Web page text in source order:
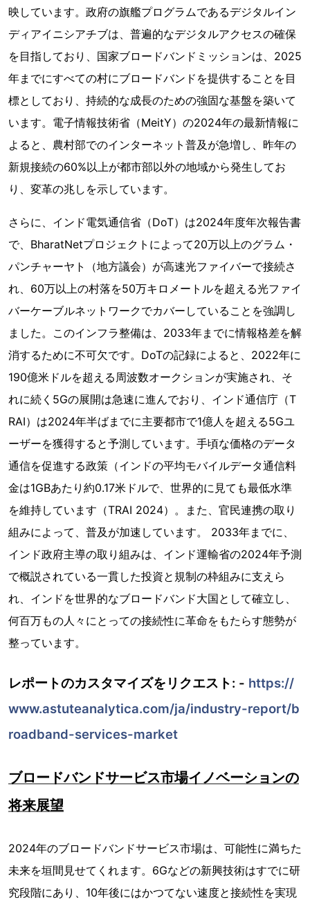
映しています。政府の旗艦プログラムであるデジタルイン
ディアイニシアチブは、普遍的なデジタルアクセスの確保
を目指しており、国家ブロードバンドミッションは、2025
年までにすべての村にブロードバンドを提供することを目
標としており、持続的な成長のための強固な基盤を築いて
います。電子情報技術省（MeitY）の2024年の最新情報に
よると、農村部でのインターネット普及が急増し、昨年の
新規接続の60%以上が都市部以外の地域から発生してお
り、変革の兆しを示しています。
さらに、インド電気通信省（DoT）は2024年度年次報告書
で、BharatNetプロジェクトによって20万以上のグラム・
パンチャーヤト（地方議会）が高速光ファイバーで接続さ
れ、60万以上の村落を50万キロメートルを超える光ファイ
バーケーブルネットワークでカバーしていることを強調し
ました。このインフラ整備は、2033年までに情報格差を解
消するために不可欠です。DoTの記録によると、2022年に
190億米ドルを超える周波数オークションが実施され、そ
れに続く5Gの展開は急速に進んでおり、インド通信庁（T
RAI）は2024年半ばまでに主要都市で1億人を超える5Gユ
ーザーを獲得すると予測しています。手頃な価格のデータ
通信を促進する政策（インドの平均モバイルデータ通信料
金は1GBあたり約0.17米ドルで、世界的に見ても最低水準
を維持しています（TRAI 2024）。また、官民連携の取り
組みによって、普及が加速しています。 2033年までに、
インド政府主導の取り組みは、インド運輸省の2024年予測
で概説されている一貫した投資と規制の枠組みに支えら
れ、インドを世界的なブロードバンド大国として確立し、
何百万もの人々にとっての接続性に革命をもたらす態勢が
整っています。
レポートのカスタマイズをリクエスト: - https://
www.astuteanalytica.com/ja/industry-report/b
roadband-services-market
ブロードバンドサービス市場イノベーションの
将来展望
2024年のブロードバンドサービス市場は、可能性に満ちた
未来を垣間見せてくれます。6Gなどの新興技術はすでに研
究段階にあり、10年後にはかつてない速度と接続性を実現